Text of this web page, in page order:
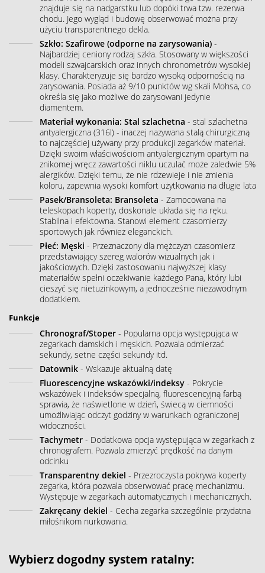
znajduje się na nadgarstku lub dopóki trwa tzw. rezerwa
chodu. Jego wygląd i budowę obserwować można przy
użyciu transparentnego dekla.
Szkło: Szafirowe (odporne na zarysowania) -
Najbardziej ceniony rodzaj szkła. Stosowany w większości
modeli szwajcarskich oraz innych chronometrów wysokiej
klasy. Charakteryzuje się bardzo wysoką odpornością na
zarysowania. Posiada aż 9/10 punktów wg skali Mohsa, co
określa się jako możliwe do zarysowani jedynie
diamentem.
Materiał wykonania: Stal szlachetna - stal szlachetna
antyalergiczna (316l) - inaczej nazywana stalą chirurgiczną
to najczęściej używany przy produkcji zegarków materiał.
Dzięki swoim właściwościom antyalergicznym opartym na
znikomej wręcz zawartości niklu uczulać może zaledwie 5%
alergików. Dzięki temu, że nie rdzewieje i nie zmienia
koloru, zapewnia wysoki komfort użytkowania na długie lata
Pasek/Bransoleta: Bransoleta - Zamocowana na
teleskopach koperty, doskonale układa się na ręku.
Stabilna i efektowna. Stanowi element czasomierzy
sportowych jak również eleganckich.
Płeć: Męski - Przeznaczony dla mężczyzn czasomierz
przedstawiający szereg walorów wizualnych jak i
jakościowych. Dzięki zastosowaniu najwyższej klasy
materiałów spełni oczekiwanie każdego Pana, który lubi
cieszyć się nietuzinkowym, a jednocześnie niezawodnym
dodatkiem.
Funkcje
Chronograf/Stoper - Popularna opcja występująca w
zegarkach damskich i męskich. Pozwala odmierzać
sekundy, setne części sekundy itd.
Datownik - Wskazuje aktualną datę
Fluorescencyjne wskazówki/indeksy - Pokrycie
wskazówek i indeksów specjalną, fluorescencyjną farbą
sprawia, że naświetlone w dzień, świecą w ciemności
umożliwiając odczyt godziny w warunkach ograniczonej
widoczności.
Tachymetr - Dodatkowa opcja występująca w zegarkach z
chronografem. Pozwala zmierzyć prędkość na danym
odcinku
Transparentny dekiel - Przezroczysta pokrywa koperty
zegarka, która pozwala obserwować pracę mechanizmu.
Występuje w zegarkach automatycznych i mechanicznych.
Zakręcany dekiel - Cecha zegarka szczególnie przydatna
miłośnikom nurkowania.
Wybierz dogodny system ratalny: